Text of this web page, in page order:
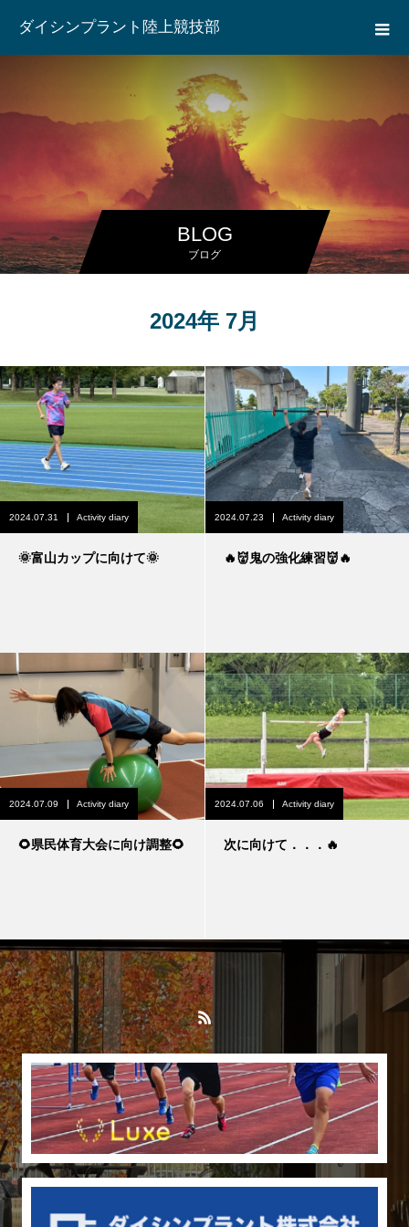
ダイシンプラント陸上競技部
BLOG
ブログ
2024年 7月
2024.07.31 Activity diary
🌞富山カップに向けて🌞
2024.07.23 Activity diary
🔥👹鬼の強化練習👹🔥
2024.07.09 Activity diary
🌻県民体育大会に向け調整🌻
2024.07.06 Activity diary
次に向けて．．．🔥